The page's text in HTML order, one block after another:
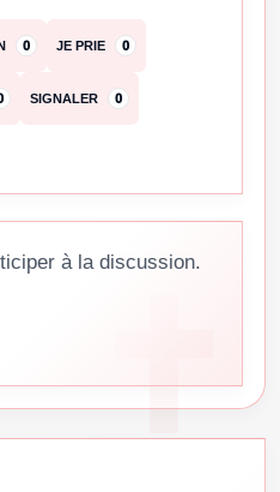
0 JE PRIE 0
SIGNALER 0
à la discussion.